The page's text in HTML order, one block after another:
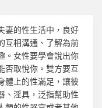
妻的性生活中，良好
互相溝通、了解為前
。女性要學會說出你
否取悅你。雙方要互
體上的性滿足，讓彼
、淫具，泛指幫助性